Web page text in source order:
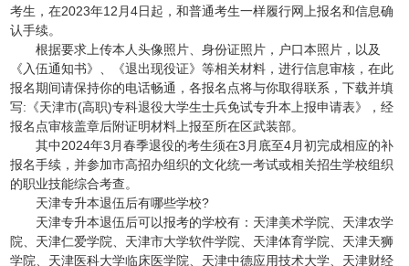
考生，在2023年12月4日起，和普通考生一样履行网上报名和信息确
认手续。
根据要求上传本人头像照片、身份证照片，户口本照片，以及
《入伍通知书》、《退出现役证》等相关材料，进行信息审核，在此
报名期间请保持你的电话畅通，各报名点将与你取得联系，下载并填
写:《天津市(高职)专科退役大学生士兵免试专升本上报申请表》，经
报名点审核盖章后附证明材料上报至所在区武装部。
其中2024年3月春季退役的考生须在3月底至4月初完成相应的补
报名手续，并参加市高招办组织的文化统一考试或相关招生学校组织
的职业技能综合考查。
天津专升本退伍后有哪些学校?
天津专升本退伍后可以报考的学校有：天津美术学院、天津农学
院、天津仁爱学院、天津市大学软件学院、天津体育学院、天津天狮
学院、天津医科大学临床医学院、天津中德应用技术大学、天津财经